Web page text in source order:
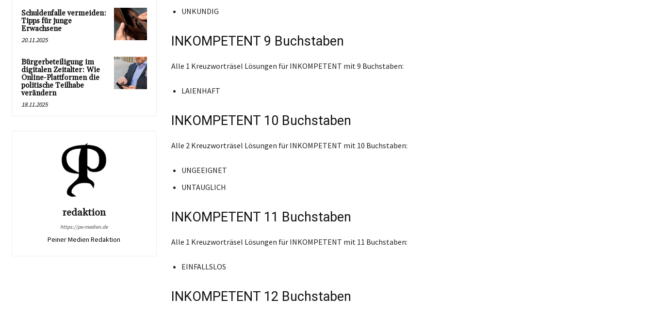
Schuldenfalle vermeiden:
Tipps für junge
Erwachsene
20.11.2025
Bürgerbeteiligung im
digitalen Zeitalter: Wie
Online-Plattformen die
politische Teilhabe
verändern
18.11.2025
redaktion
https://pe-medien.de
Peiner Medien Redaktion
UNKUNDIG
INKOMPETENT 9 Buchstaben
Alle 1 Kreuzworträsel Lösungen für INKOMPETENT mit 9 Buchstaben:
LAIENHAFT
INKOMPETENT 10 Buchstaben
Alle 2 Kreuzworträsel Lösungen für INKOMPETENT mit 10 Buchstaben:
UNGEEIGNET
UNTAUGLICH
INKOMPETENT 11 Buchstaben
Alle 1 Kreuzworträsel Lösungen für INKOMPETENT mit 11 Buchstaben:
EINFALLSLOS
INKOMPETENT 12 Buchstaben